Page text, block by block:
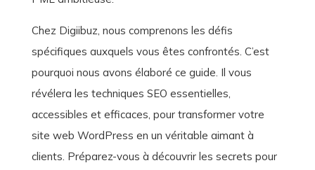
Chez Digiibuz, nous comprenons les défis
spécifiques auxquels vous êtes confrontés. C’est
pourquoi nous avons élaboré ce guide. Il vous
révélera les techniques SEO essentielles,
accessibles et efficaces, pour transformer votre
site web WordPress en un véritable aimant à
clients. Préparez-vous à découvrir les secrets pour